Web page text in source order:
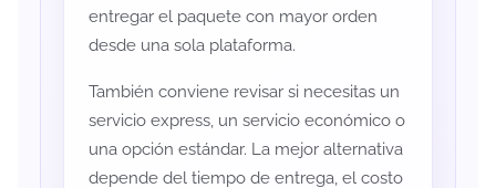
entregar el paquete con mayor orden
desde una sola plataforma.
También conviene revisar si necesitas un
servicio express, un servicio económico o
una opción estándar. La mejor alternativa
depende del tiempo de entrega, el costo